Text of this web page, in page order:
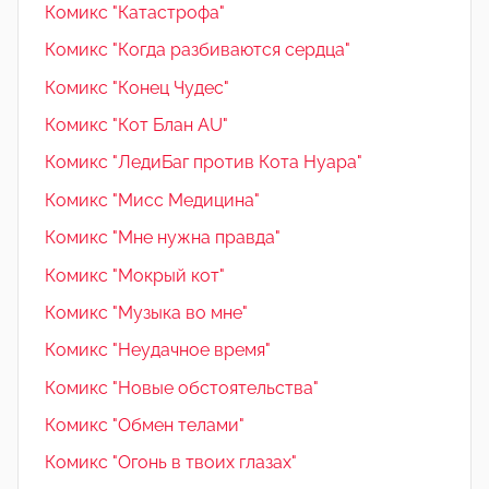
Комикс "Катастрофа"
Комикс "Когда разбиваются сердца"
Комикс "Конец Чудес"
Комикс "Кот Блан AU"
Комикс "ЛедиБаг против Кота Нуара"
Комикс "Мисс Медицина"
Комикс "Мне нужна правда"
Комикс "Мокрый кот"
Комикс "Музыка во мне"
Комикс "Неудачное время"
Комикс "Новые обстоятельства"
Комикс "Обмен телами"
Комикс "Огонь в твоих глазах"